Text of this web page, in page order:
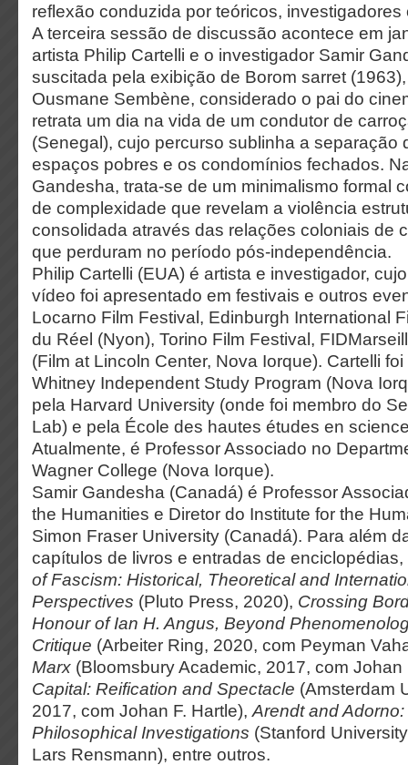
reflexão conduzida por teóricos, investigadores
A terceira sessão de discussão acontece em
artista Philip Cartelli e o investigador Samir
suscitada pela exibição de Borom sarret
Ousmane Sembène, considerado o pai do
retrata um dia na vida de um condutor de
(Senegal), cujo percurso sublinha a separação
espaços pobres e os condomínios fechados.
Gandesha, trata-se de um minimalismo formal
de complexidade que revelam a violência
consolidada através das relações coloniais de
que perduram no período pós-independência.
Philip Cartelli (EUA) é artista e investigador,
vídeo foi apresentado em festivais e outros
Locarno Film Festival, Edinburgh International
du Réel (Nyon), Torino Film Festival,
(Film at Lincoln Center, Nova Iorque). Cartelli
Whitney Independent Study Program (Nova
pela Harvard University (onde foi membro do
Lab) e pela École des hautes études en
Atualmente, é Professor Associado no
Wagner College (Nova Iorque).
Samir Gandesha (Canadá) é Professor
the Humanities e Diretor do Institute for the
Simon Fraser University (Canadá). Para além
capítulos de livros e entradas de
of Fascism: Historical, Theoretical and
Perspectives (Pluto Press, 2020), Crossing
Honour of Ian H. Angus, Beyond
Critique (Arbeiter Ring, 2020, com Peyman
Marx (Bloomsbury Academic, 2017, com Johan
Capital: Reification and Spectacle (Amsterdam
2017, com Johan F. Hartle), Arendt and
Philosophical Investigations (Stanford
Lars Rensmann), entre outros.